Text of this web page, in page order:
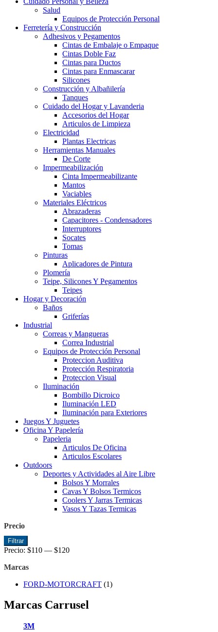
Salud
Equipos de Protección Personal
Ferretería y Construcción
Adhesivos y Pegamentos
Cintas de Embalaje o Empaque
Cintas Doble Faz
Cintas para Ductos
Cintas para Enmascarar
Silicones
Construcción y Albañilería
Tanques
Cuidado del Hogar y Lavanderia
Accesorios del Hogar
Articulos de Limpieza
Electricidad
Plantas Electricas
Herramientas Manuales
De Corte
Impermeabilización
Cinta Impermeabilizante
Mantos
Vaciables
Materiales Eléctricos
Abrazaderas
Capacitores - Condensadores
Interruptores
Socates
Tomas
Pinturas
Aplicadores de Pintura
Plomería
Teipe, Silicones Y Pegamentos
Teipes
Hogar y Decoración
Baños
Griferías
Industrial
Correas y Mangueras
Correa Industrial
Equipos de Protección Personal
Proteccion Auditiva
Protección Respiratoria
Proteccion Visual
Iluminación
Bombillo Dicroico
Iluminación LED
Iluminación para Exteriores
Juegos Y Juguetes
Oficina Y Papelería
Papeleria
Articulos De Oficina
Articulos Escolares
Outdoors
Deportes y Actividades al Aire Libre
Bolsos Y Morrales
Cavas Y Bolsos Termicos
Coolers Y Jarras Termicas
Vasos Y Tazas Termicas
Precio
Precio
mínimo
Precio
máximo
Filtrar
Precio: $110 — $120
Marcas
FORD-MOTORCRAFT (1)
Marcas Carrusel
3M